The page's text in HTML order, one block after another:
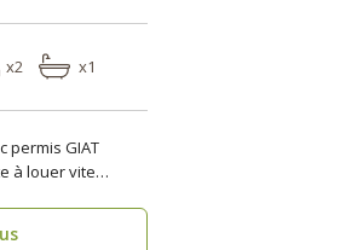
x2 x1
permis GIAT
à louer vite